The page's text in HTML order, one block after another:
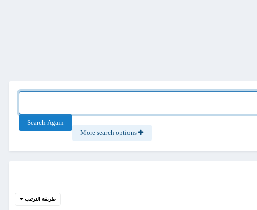
Search Again
طريقة الترتيب